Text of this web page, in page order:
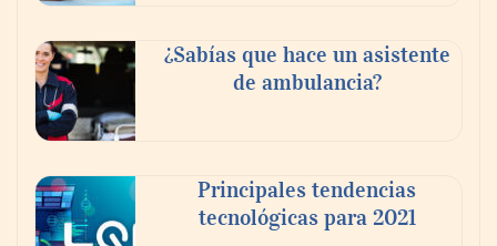
Reforestando con el Corazón regresa a
Sierra de Guadalupe
La cartera vencida hipotecaria aumenta al
doble de velocidad que la cartera sana en
¿Sabías que hace un asistente
de ambulancia?
Principales tendencias
tecnológicas para 2021